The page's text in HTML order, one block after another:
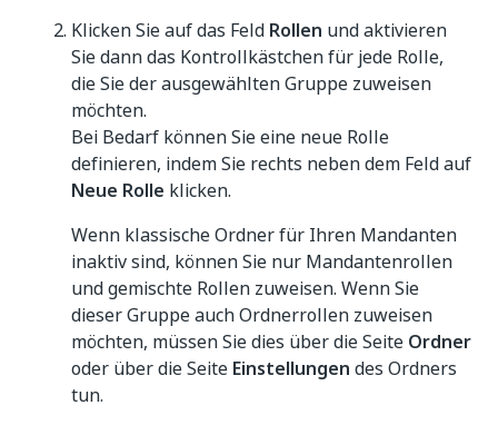
Klicken Sie auf das Feld Rollen und aktivieren
Sie dann das Kontrollkästchen für jede Rolle,
die Sie der ausgewählten Gruppe zuweisen
möchten.
Bei Bedarf können Sie eine neue Rolle
definieren, indem Sie rechts neben dem Feld auf
Neue Rolle klicken.
Wenn klassische Ordner für Ihren Mandanten
inaktiv sind, können Sie nur Mandantenrollen
und gemischte Rollen zuweisen. Wenn Sie
dieser Gruppe auch Ordnerrollen zuweisen
möchten, müssen Sie dies über die Seite Ordner
oder über die Seite Einstellungen des Ordners
tun.